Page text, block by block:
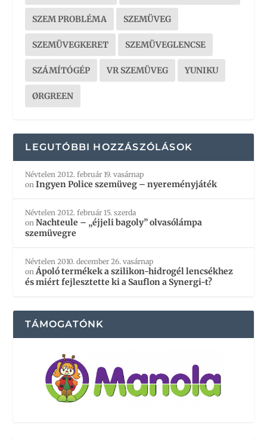
SZEM PROBLÉMA SZEMÜVEG
SZEMÜVEGKERET SZEMÜVEGLENCSE
SZÁMÍTÓGÉP VR SZEMÜVEG YUNIKU
ØRGREEN
LEGUTÓBBI HOZZÁSZÓLÁSOK
Névtelen 2012. február 19. vasárnap
onIngyen Police szemüveg – nyereményjáték
Névtelen 2012. február 15. szerda
onNachteule – „éjjeli bagoly” olvasólámpa
szemüvegre
Névtelen 2010. december 26. vasárnap
onÁpoló termékek a szilikon-hidrogél lencsékhez
és miért fejlesztette ki a Sauflon a Synergi-t?
TÁMOGATÓNK